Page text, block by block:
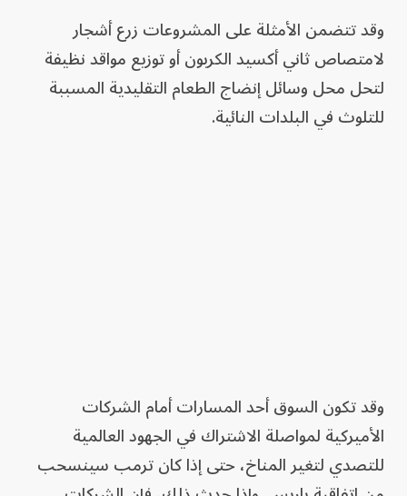
وقد تتضمن الأمثلة على المشروعات زرع أشجار
لامتصاص ثاني أكسيد الكربون أو توزيع مواقد نظيفة
لتحل محل وسائل إنضاج الطعام التقليدية المسببة
للتلوث في البلدات النائية.
وقد تكون السوق أحد المسارات أمام الشركات
الأميركية لمواصلة الاشتراك في الجهود العالمية
للتصدي لتغير المناخ، حتى إذا كان ترمب سينسحب